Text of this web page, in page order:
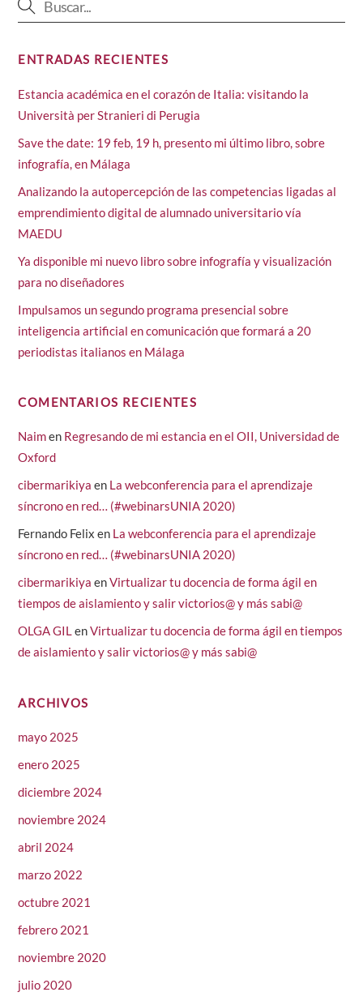
ENTRADAS RECIENTES
Estancia académica en el corazón de Italia: visitando la
Università per Stranieri di Perugia
Save the date: 19 feb, 19 h, presento mi último libro, sobre
infografía, en Málaga
Analizando la autopercepción de las competencias ligadas al
emprendimiento digital de alumnado universitario vía
MAEDU
Ya disponible mi nuevo libro sobre infografía y visualización
para no diseñadores
Impulsamos un segundo programa presencial sobre
inteligencia artificial en comunicación que formará a 20
periodistas italianos en Málaga
COMENTARIOS RECIENTES
Naimen Regresando de mi estancia en el OII, Universidad de
Oxford
cibermarikiya en La webconferencia para el aprendizaje
síncrono en red… (#webinarsUNIA 2020)
Fernando Felix en La webconferencia para el aprendizaje
síncrono en red… (#webinarsUNIA 2020)
cibermarikiya enVirtualizar tu docencia de forma ágil en
tiempos de aislamiento y salir victorios@ y más sabi@
OLGA GILenVirtualizar tu docencia de forma ágil en tiempos
de aislamiento y salir victorios@ y más sabi@
ARCHIVOS
mayo 2025
enero 2025
diciembre 2024
noviembre 2024
abril 2024
marzo 2022
octubre 2021
febrero 2021
noviembre 2020
julio 2020